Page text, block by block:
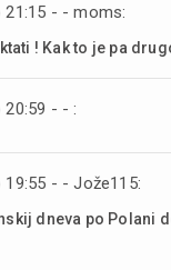
21:15 - - moms:
! Kak to je pa
20:59 - - :
19:55 - - Jože115:
dneva po Polani